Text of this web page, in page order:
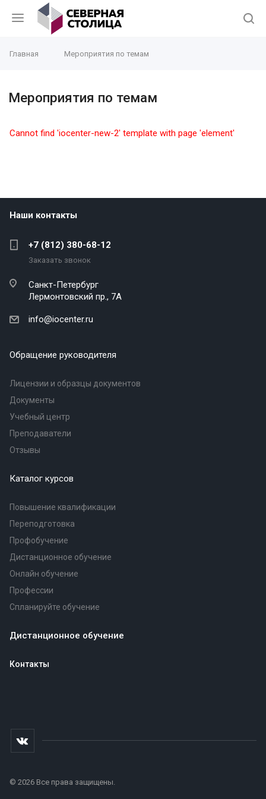
Главная Мероприятия по темам
Мероприятия по темам
Cannot find 'iocenter-new-2' template with page 'element'
Наши контакты
+7 (812) 380-68-12
Заказать звонок
Санкт-Петербург
Лермонтовский пр., 7А
info@iocenter.ru
Обращение руководителя
Лицензии и образцы документов
Документы
Учебный центр
Преподаватели
Отзывы
Каталог курсов
Повышение квалификации
Переподготовка
Профобучение
Дистанционное обучение
Онлайн обучение
Профессии
Спланируйте обучение
Дистанционное обучение
Контакты
© 2026 Все права защищены.